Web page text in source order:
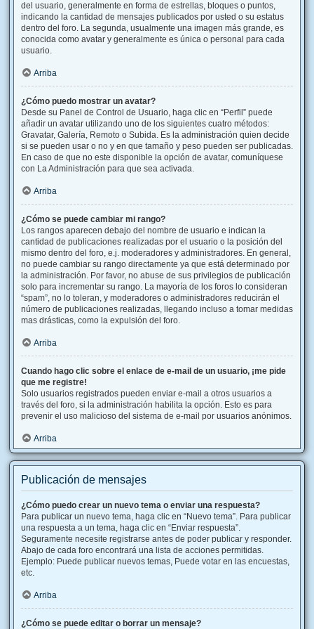
del usuario, generalmente en forma de estrellas, bloques o puntos,
indicando la cantidad de mensajes publicados por usted o su estatus
dentro del foro. La segunda, usualmente una imagen más grande, es
conocida como avatar y generalmente es única o personal para cada
usuario.
Arriba
¿Cómo puedo mostrar un avatar?
Desde su Panel de Control de Usuario, haga clic en “Perfil” puede
añadir un avatar utilizando uno de los siguientes cuatro métodos:
Gravatar, Galería, Remoto o Subida. Es la administración quien decide
si se pueden usar o no y en que tamaño y peso pueden ser publicadas.
En caso de que no este disponible la opción de avatar, comuníquese
con La Administración para que sea activada.
Arriba
¿Cómo se puede cambiar mi rango?
Los rangos aparecen debajo del nombre de usuario e indican la
cantidad de publicaciones realizadas por el usuario o la posición del
mismo dentro del foro, e.j. moderadores y administradores. En general,
no puede cambiar su rango directamente ya que está determinado por
la administración. Por favor, no abuse de sus privilegios de publicación
solo para incrementar su rango. La mayoría de los foros lo consideran
“spam”, no lo toleran, y moderadores o administradores reducirán el
número de publicaciones realizadas, llegando incluso a tomar medidas
mas drásticas, como la expulsión del foro.
Arriba
Cuando hago clic sobre el enlace de e-mail de un usuario, ¡me pide
que me registre!
Solo usuarios registrados pueden enviar e-mail a otros usuarios a
través del foro, si la administración habilita la opción. Esto es para
prevenir el uso malicioso del sistema de e-mail por usuarios anónimos.
Arriba
Publicación de mensajes
¿Cómo puedo crear un nuevo tema o enviar una respuesta?
Para publicar un nuevo tema, haga clic en “Nuevo tema”. Para publicar
una respuesta a un tema, haga clic en “Enviar respuesta”.
Seguramente necesite registrarse antes de poder publicar y responder.
Abajo de cada foro encontrará una lista de acciones permitidas.
Ejemplo: Puede publicar nuevos temas, Puede votar en las encuestas,
etc.
Arriba
¿Cómo se puede editar o borrar un mensaje?